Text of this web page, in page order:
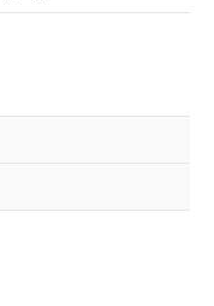
含有証明書
ステル類４
とから備考